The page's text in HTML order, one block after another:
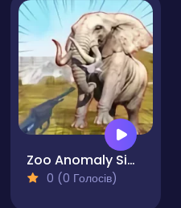
Zoo Anomaly Simulation
0 (0 Голосів)